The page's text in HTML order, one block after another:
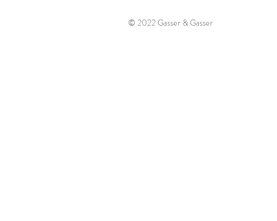
© 2022 Gasser & Gasser